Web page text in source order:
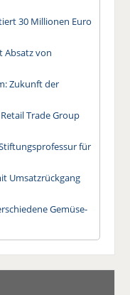
30 Millionen Euro
Absatz von
Zukunft der
Trade Group
für
Umsatzrückgang
Gemüse-